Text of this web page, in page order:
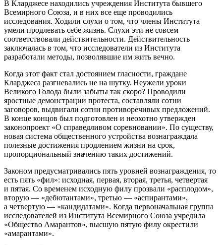
В Кларджесе находились учреждения Института бывшего
Всемирного Союза, и в них все еще проводились
исследования. Ходили слухи о том, что члены Института
умели продлевать себе жизнь. Слухи эти не совсем
соответствовали действительности. Действительность
заключалась в том, что исследователи из Института
разработали методы, позволявшие им жить вечно.
Когда этот факт стал достоянием гласности, граждане
Кларджеса разгневались не на шутку. Неужели уроки
Великого Голода были забыты так скоро? Проводили
яростные демонстрации протеста, составляли сотни
заговоров, выдвигали сотни противоречивых предложений.
В конце концов был подготовлен и неохотно утвержден
законопроект «О справедливом соревновании». По существу,
новая система общественного устройства вознаграждала
полезные достижения продлением жизни на срок,
пропорциональный значению таких достижений.
Законом предусматривались пять уровней вознаграждения, то
есть пять «фил»: исходная, первая, вторая, третья, четвертая
и пятая. Со временем исходную филу прозвали «расплодом»,
вторую — «дебютантами», третью — «аспирантами»,
а четвертую — «кандидатами». Когда первоначальная группа
исследователей из Института Всемирного Союза учредила
«Общество Амарантов», высшую пятую филу окрестили
«амарантами».